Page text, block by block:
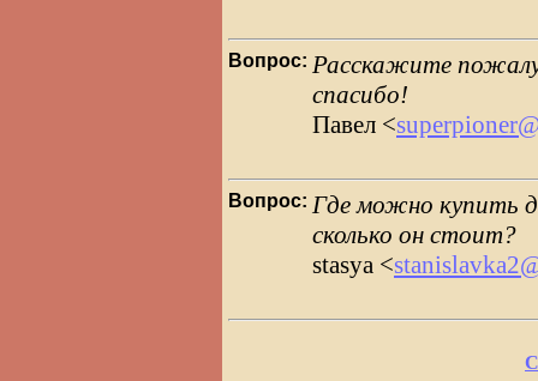
Вопрос: Расскажите
спасибо!
Павел <
Вопрос: Где можно купить
сколько он стоит?
stasya <